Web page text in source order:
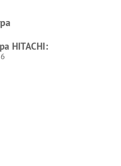
HITACHI
HITACHI
HITACHI: